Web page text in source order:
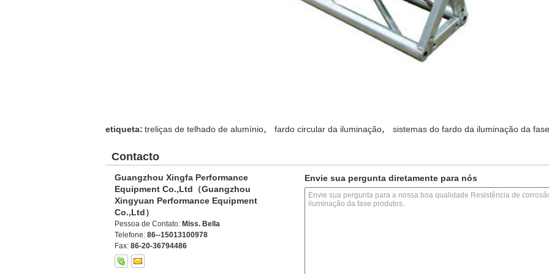
etiqueta: treliças de telhado de alumínio, fardo circular da iluminação, sistemas do fardo da iluminação da fase
Contacto
Guangzhou Xingfa Performance
Equipment Co.,Ltd（Guangzhou
Xingyuan Performance Equipment
Co.,Ltd）
Pessoa de Contato: Miss. Bella
Telefone: 86--15013100978
Fax: 86-20-36794486
Envie sua pergunta diretamente para nós